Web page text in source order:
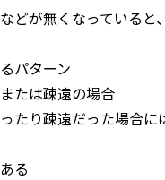
どが無くなっていると
パターン
たは疎遠の場合
たり疎遠だった場合に
る